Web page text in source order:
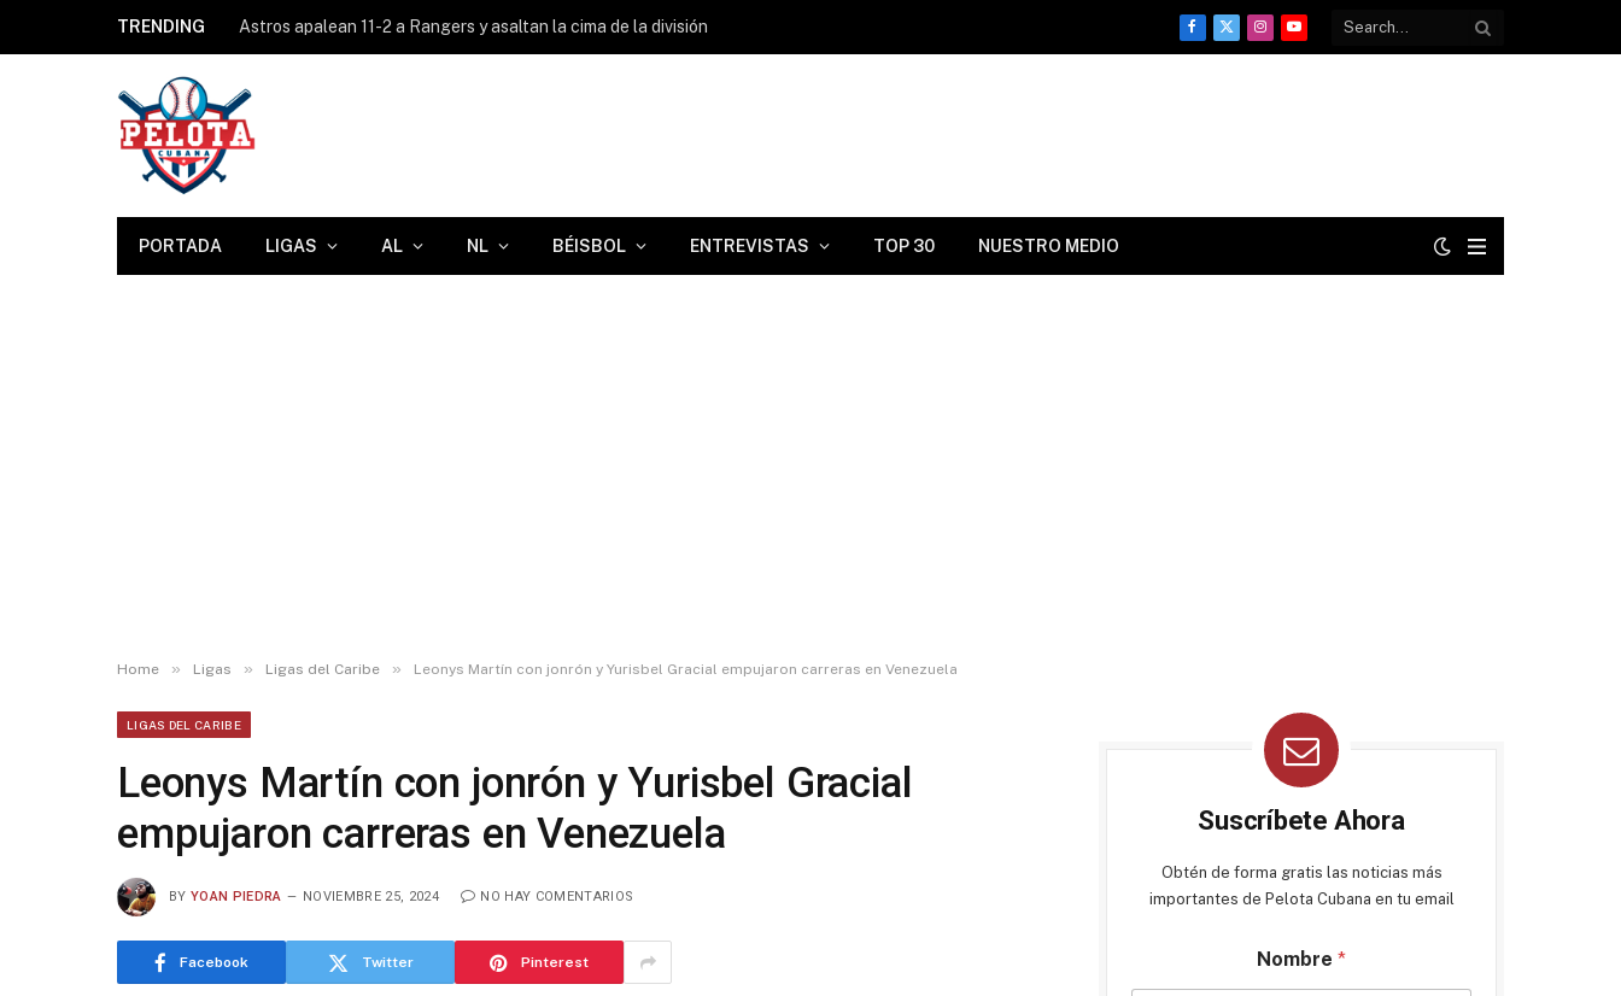
TRENDING Astros apalean 11-2 a Rangers y asaltan la cima de la división
Facebook
X
InstagramYouTube
PORTADA LIGAS AL NL BÉISBOL ENTREVISTAS TOP 30 NUESTRO MEDIO
Home » Ligas » Ligas del Caribe » Leonys Martín con jonrón y Yurisbel Gracial empujaron carreras en Venezuela
LIGAS DEL CARIBE
Leonys Martín con jonrón y Yurisbel Gracial
empujaron carreras en Venezuela
BY YOAN PIEDRA NOVIEMBRE 25, 2024 NO HAY COMENTARIOS
Facebook Twitter Pinterest
Suscríbete Ahora
Obtén de forma gratis las noticias más
importantes de Pelota Cubana en tu email
Nombre *